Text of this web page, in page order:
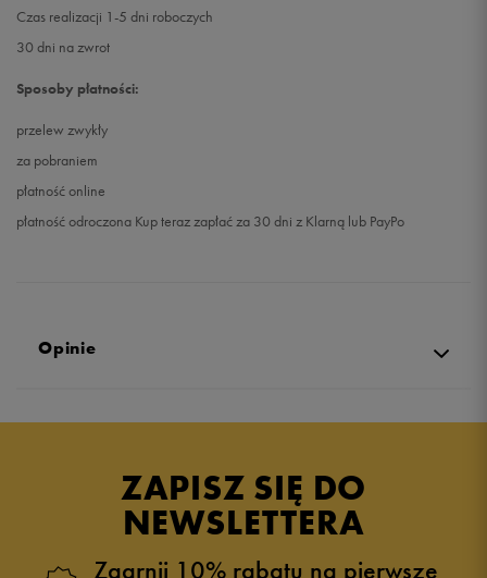
Czas realizacji 1-5 dni roboczych
30 dni na zwrot
Sposoby płatności:
przelew zwykły
za pobraniem
płatność online
płatność odroczona Kup teraz zapłać za 30 dni z Klarną lub PayPo
Opinie
5.0
zebranych i zweryfikowanych przez
ZAPISZ SIĘ DO
NEWSLETTERA
Zgarnij 10% rabatu na pierwsze